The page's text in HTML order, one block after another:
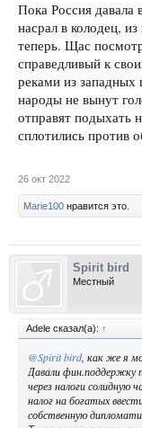
Пока Россия давала
насрал в колодец,
теперь. Щас
справедливый к
реками из западных
народы не вынут
отправят подыхать
сплотились против
26 окт 2022
Marie100 нравится это.
Spirit bird
Местный
Adele сказал(а): ↑
@Spirit bird, как же я
Давали фин.поддержку
через налоги солидную
налог на богатых
собственную